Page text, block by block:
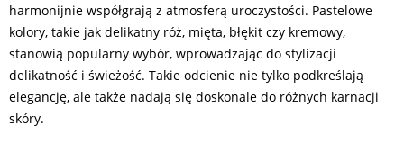
harmonijnie współgrają z atmosferą uroczystości. Pastelowe
kolory, takie jak delikatny róż, mięta, błękit czy kremowy,
stanowią popularny wybór, wprowadzając do stylizacji
delikatność i świeżość. Takie odcienie nie tylko podkreślają
elegancję, ale także nadają się doskonale do różnych karnacji
skóry.